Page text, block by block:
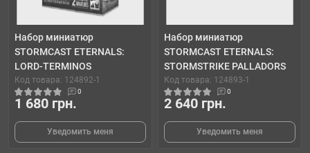
Набор миниатюр
STORMCAST ETERNALS:
LORD-TERMINOS
Код товара: 124892-1
0
1 680 грн.
Уведомить меня
Набор миниатюр
STORMCAST ETERNALS:
STORMSTRIKE PALLADORS
Код товара: 124893-1
0
2 640 грн.
Уведомить меня